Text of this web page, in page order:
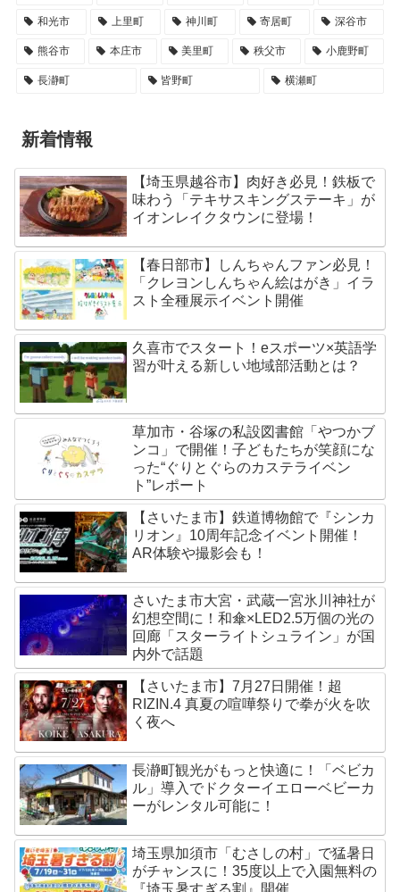
和光市 上里町 神川町 寄居町 深谷市
熊谷市 本庄市 美里町 秩父市 小鹿野町
長瀞町 皆野町 横瀬町
新着情報
【埼玉県越谷市】肉好き必見！鉄板で
味わう「テキサスキングステーキ」が
イオンレイクタウンに登場！
【春日部市】しんちゃんファン必見！
「クレヨンしんちゃん絵はがき」イラ
スト全種展示イベント開催
久喜市でスタート！eスポーツ×英語学
習が叶える新しい地域部活動とは？
草加市・谷塚の私設図書館「やつかブ
ンコ」で開催！子どもたちが笑顔にな
った“ぐりとぐらのカステライベン
ト”レポート
【さいたま市】鉄道博物館で『シンカ
リオン』10周年記念イベント開催！
AR体験や撮影会も！
さいたま市大宮・武蔵一宮氷川神社が
幻想空間に！和傘×LED2.5万個の光の
回廊「スターライトシュライン」が国
内外で話題
【さいたま市】7月27日開催！超
RIZIN.4 真夏の喧嘩祭りで拳が火を吹
く夜へ
長瀞町観光がもっと快適に！「ベビカ
ル」導入でドクターイエローベビーカ
ーがレンタル可能に！
埼玉県加須市「むさしの村」で猛暑日
がチャンスに！35度以上で入園無料の
『埼玉暑すぎる割』開催